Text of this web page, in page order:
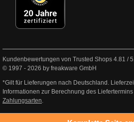
Kundenbewertungen von Trusted Shops 4.81 /
© 1997 - 2026 by freakware GmbH
*Gilt für Lieferungen nach Deutschland.
Informationen zur Berechnung des
Zahlungsarten.